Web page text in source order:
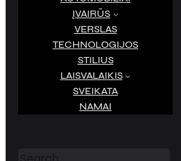
ĮVAIRŪS
VERSLAS
TECHNOLOGIJOS
STILIUS
LAISVALAIKIS
SVEIKATA
NAMAI